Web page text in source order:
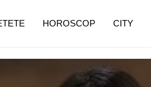
HOROSCOP CITY
pe măsură ce înaintezi în vârstă